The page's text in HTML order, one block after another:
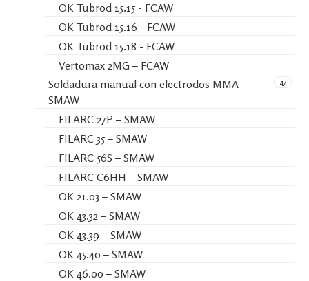
OK Tubrod 15.15 - FCAW
OK Tubrod 15.16 - FCAW
OK Tubrod 15.18 - FCAW
Vertomax 2MG – FCAW
47
Soldadura manual con electrodos MMA-
SMAW
FILARC 27P – SMAW
FILARC 35 – SMAW
FILARC 56S – SMAW
FILARC C6HH – SMAW
OK 21.03 – SMAW
OK 43.32 – SMAW
OK 43.39 – SMAW
OK 45.40 – SMAW
OK 46.00 – SMAW